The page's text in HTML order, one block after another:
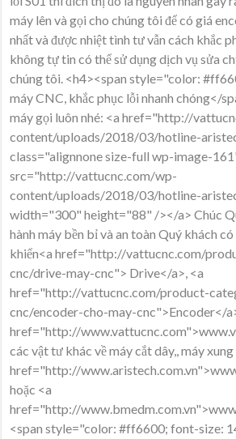
máy lên và gọi cho chúng tôi để có giá
nhất và được nhiệt tình tư vẫn cách khắc
không tự tin có thể sử dụng dịch vụ sửa
chúng tôi. <h4><span style="color:
máy CNC, khắc phục lỗi nhanh chóng</
máy gọi luôn nhé: <a href="http://
content/uploads/2018/03/hotline-
class="alignnone size-full wp-image-
src="http://vattucnc.com/wp-
content/uploads/2018/03/hotline-
width="300" height="88" /></a> Chúc
hành máy bền bỉ và an toàn Quý khách có
khiển<a href="http://vattucnc.com/
cnc/drive-may-cnc"> Drive</a>, <a
href="http://vattucnc.com/product-
cnc/encoder-cho-may-cnc">Encoder</
href="http://
các vật tư khác về máy cắt dây,, máy
href="http://
hoặc <a
href="http://
<span style="color: #ff6600; font-size: